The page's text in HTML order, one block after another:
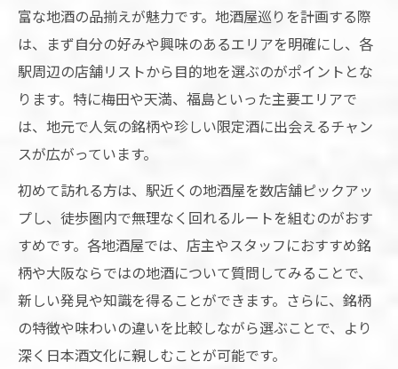
富な地酒の品揃えが魅力です。地酒屋巡りを計画する際
は、まず自分の好みや興味のあるエリアを明確にし、各
駅周辺の店舗リストから目的地を選ぶのがポイントとな
ります。特に梅田や天満、福島といった主要エリアで
は、地元で人気の銘柄や珍しい限定酒に出会えるチャン
スが広がっています。
初めて訪れる方は、駅近くの地酒屋を数店舗ピックアッ
プし、徒歩圏内で無理なく回れるルートを組むのがおす
すめです。各地酒屋では、店主やスタッフにおすすめ銘
柄や大阪ならではの地酒について質問してみることで、
新しい発見や知識を得ることができます。さらに、銘柄
の特徴や味わいの違いを比較しながら選ぶことで、より
深く日本酒文化に親しむことが可能です。